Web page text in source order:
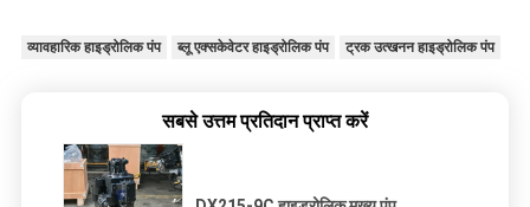
व्यावहारिक हाइड्रोलिक पंप ब्लू एक्सकेवेटर हाइड्रोलिक पंप ट्रक उत्खनन हाइड्रोलिक पंप
सबसे उत्तम प्रतिदान प्राप्त करें